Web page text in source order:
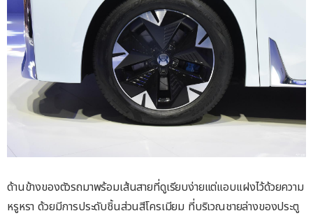
ด้านข้างของตัวรถมาพร้อมเส้นสายที่ดูเรียบง่ายแต่แอบแฝงไว้ด้วยความ
หรูหรา ด้วยมีการประดับชิ้นส่วนสีโครเมียม ที่บริเวณชายล่างของประตู